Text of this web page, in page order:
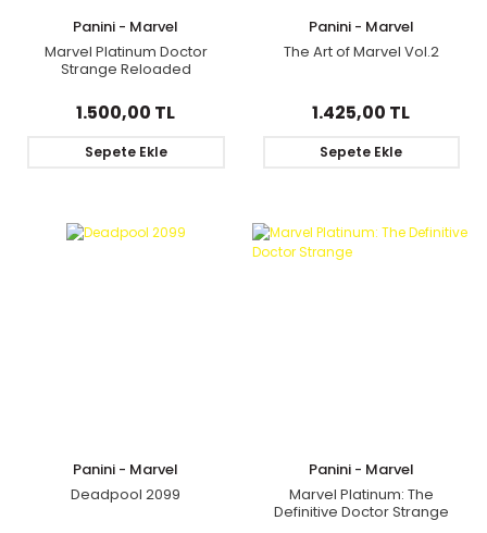
Panini - Marvel
Marvel Platinum Doctor
Strange Reloaded
1.500,00 TL
Sepete Ekle
Panini - Marvel
The Art of Marvel Vol.2
1.425,00 TL
Sepete Ekle
Panini - Marvel
Deadpool 2099
Panini - Marvel
Marvel Platinum: The
Definitive Doctor Strange